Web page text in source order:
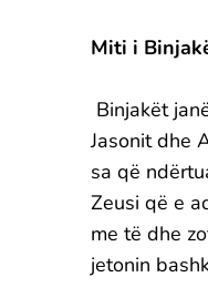
Miti i
Binjakët
Jasonit dhe
sa që
Zeusi që e
me të dhe
jetonin